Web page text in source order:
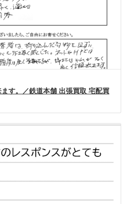
す。／鉄道本舗 出張買取 宅配買